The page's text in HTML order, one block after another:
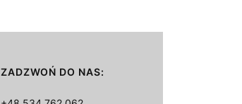
ZADZWOŃ DO NAS: